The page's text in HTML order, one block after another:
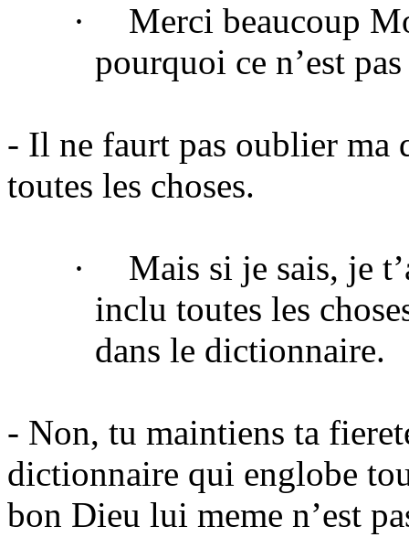
·
Merci beaucoup
pourquoi ce n’est
- Il ne faurt pas oublier ma
toutes les choses.
·
Mais si je sais, je
inclu toutes les
dans le dictionnaire.
- Non, tu maintiens ta
dictionnaire qui englobe
bon Dieu lui meme n’est